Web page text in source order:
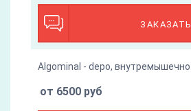
ЗАКАЗАТЬ
Algominal - depo, внутремышечно
от 6500 руб